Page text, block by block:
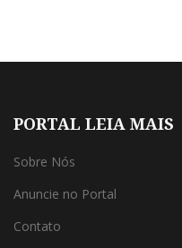
PORTAL LEIA MAIS
Sobre Nós
Anuncie no Portal
Contato